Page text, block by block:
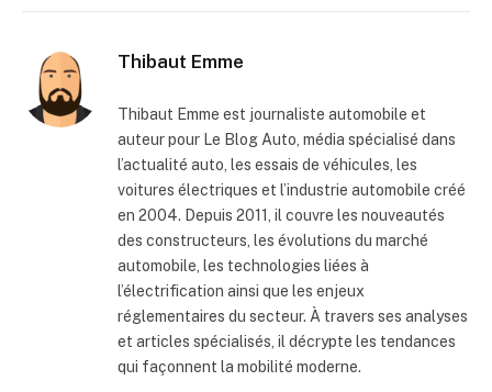
Thibaut Emme
Thibaut Emme est journaliste automobile et
auteur pour Le Blog Auto, média spécialisé dans
l’actualité auto, les essais de véhicules, les
voitures électriques et l’industrie automobile créé
en 2004. Depuis 2011, il couvre les nouveautés
des constructeurs, les évolutions du marché
automobile, les technologies liées à
l’électrification ainsi que les enjeux
réglementaires du secteur. À travers ses analyses
et articles spécialisés, il décrypte les tendances
qui façonnent la mobilité moderne.